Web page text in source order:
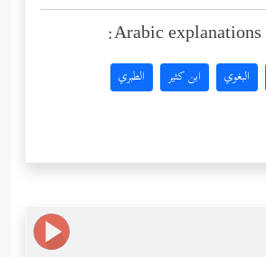
Arabic explanations
البغوي ابن كثير الطبري